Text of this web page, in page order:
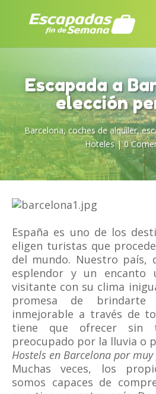
Escapada a
elección
Barcelona, coches de alquiler,
Hoteles|0
España es uno de los
eligen turistas que
del mundo. Nuestro país,
esplendor y un encanto
visitante con su clima
promesa de brindarte
inmejorable a través de
tiene que ofrecer sin
preocupado por la lluvia o
Hostels en Barcelona por muy
Muchas veces, los
somos capaces de